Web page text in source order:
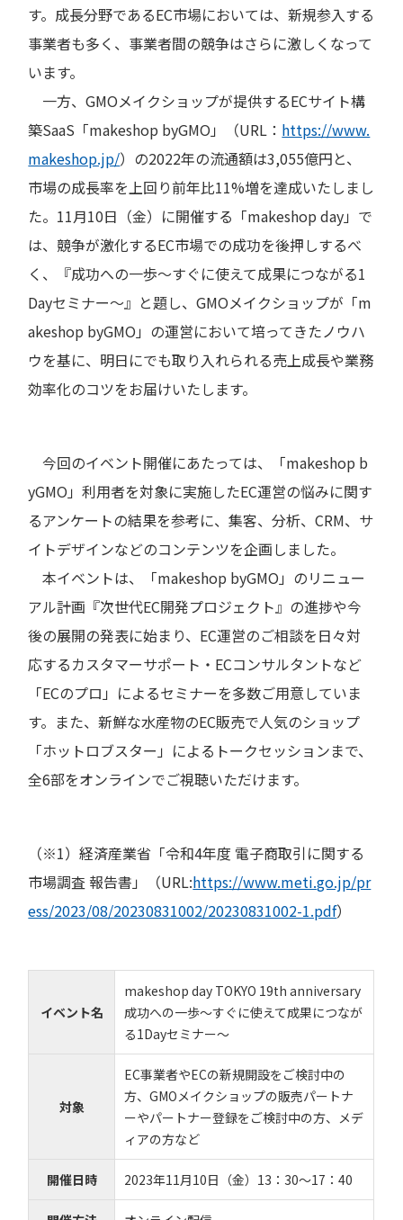
す。成長分野であるEC市場においては、新規参入する
事業者も多く、事業者間の競争はさらに激しくなって
います。
一方、GMOメイクショップが提供するECサイト構
築SaaS「makeshop byGMO」（URL： https://www.
makeshop.jp/）の2022年の流通額は3,055億円と、
市場の成長率を上回り前年比11%増を達成いたしまし
た。11月10日（金）に開催する「makeshop day」で
は、競争が激化するEC市場での成功を後押しするべ
く、『成功への一歩～すぐに使えて成果につながる1
Dayセミナー～』と題し、GMOメイクショップが「m
akeshop byGMO」の運営において培ってきたノウハ
ウを基に、明日にでも取り入れられる売上成長や業務
効率化のコツをお届けいたします。
今回のイベント開催にあたっては、「makeshop b
yGMO」利用者を対象に実施したEC運営の悩みに関す
るアンケートの結果を参考に、集客、分析、CRM、サ
イトデザインなどのコンテンツを企画しました。
本イベントは、「makeshop byGMO」のリニュー
アル計画『次世代EC開発プロジェクト』の進捗や今
後の展開の発表に始まり、EC運営のご相談を日々対
応するカスタマーサポート・ECコンサルタントなど
「ECのプロ」によるセミナーを多数ご用意していま
す。また、新鮮な水産物のEC販売で人気のショップ
「ホットロブスター」によるトークセッションまで、
全6部をオンラインでご視聴いただけます。
（※1）経済産業省「令和4年度 電子商取引に関する
市場調査 報告書」（URL:https://www.meti.go.jp/pr
ess/2023/08/20230831002/20230831002-1.pdf）
イベント名
makeshop day TOKYO 19th anniversary
成功への一歩～すぐに使えて成果につなが
る1Dayセミナー～
対象
EC事業者やECの新規開設をご検討中の
方、GMOメイクショップの販売パートナ
ーやパートナー登録をご検討中の方、メデ
ィアの方など
開催日時 2023年11月10日（金）13：30～17：40